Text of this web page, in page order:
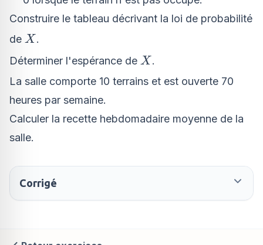
Construire le tableau décrivant la loi de probabilité
de X
X.
Déterminer l'espérance de X
X .
La salle comporte 10 terrains et est ouverte 70
heures par semaine.
Calculer la recette hebdomadaire moyenne de la
salle.
Corrigé